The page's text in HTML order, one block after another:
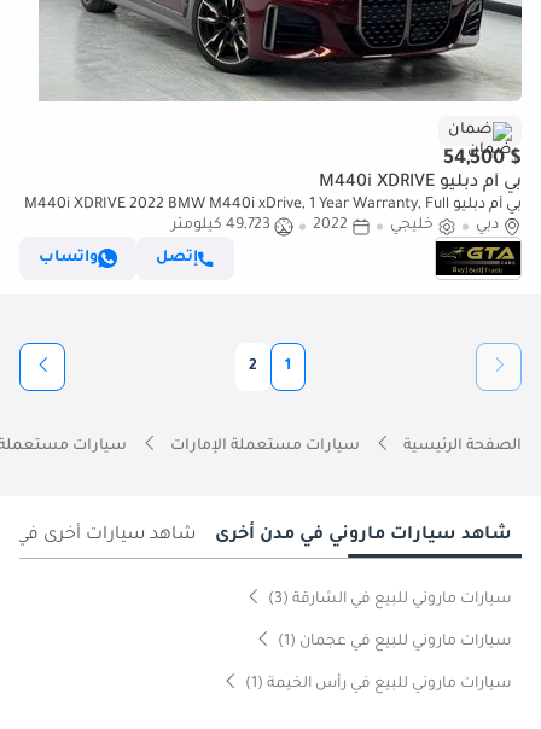
ضمان
$ 54,500
بي أم دبليو M440i XDRIVE
بي أم دبليو M440i XDRIVE 2022 BMW M440i xDrive, 1 Year Warranty, Full
Service History, Excellent Condition, GCC
دبي خليجي 2022
49,723 كيلومتر
إتصل
واتساب
1
2
الصفحة الرئيسية سيارات مستعملة الإمارات سيارات
شاهد سيارات ماروني في مدن أخرى شاهد سيارات أخرى في
سيارات ماروني للبيع في الشارقة (3)
سيارات ماروني للبيع في عجمان (1)
سيارات ماروني للبيع في رأس الخيمة (1)